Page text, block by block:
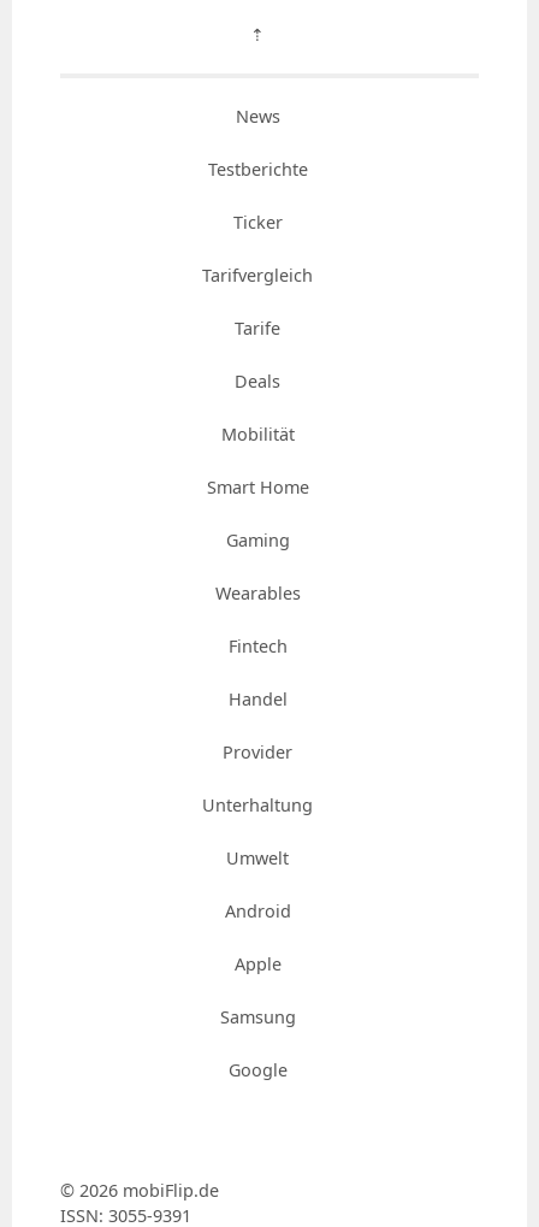
⇡
News
Testberichte
Ticker
Tarifvergleich
Tarife
Deals
Mobilität
Smart Home
Gaming
Wearables
Fintech
Handel
Provider
Unterhaltung
Umwelt
Android
Apple
Samsung
Google
© 2026 mobiFlip.de
ISSN: 3055-9391